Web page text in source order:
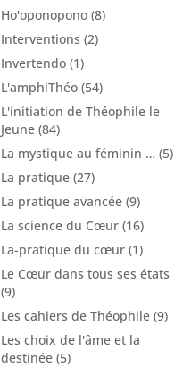
Ho'oponopono (8)
Interventions (2)
Invertendo (1)
L'amphiThéo (54)
L'initiation de Théophile le
Jeune (84)
La mystique au féminin … (5)
La pratique (27)
La pratique avancée (9)
La science du Cœur (16)
La-pratique du cœur (1)
Le Cœur dans tous ses états
(9)
Les cahiers de Théophile (9)
Les choix de l'âme et la
destinée (5)